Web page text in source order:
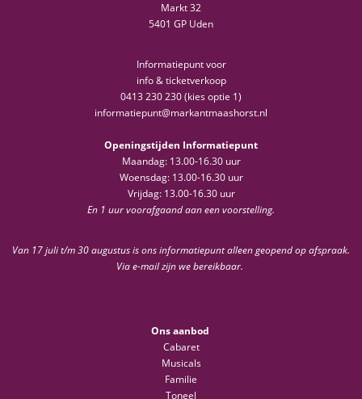
Markt 32
5401 GP Uden
Informatiepunt voor
info & ticketverkoop
0413 230 230 (kies optie 1)
informatiepunt@markantmaashorst.nl
Openingstijden Informatiepunt
Maandag: 13.00-16.30 uur
Woensdag: 13.00-16.30 uur
Vrijdag: 13.00-16.30 uur
En 1 uur voorafgaand aan een voorstelling.
Van 17 juli t/m 30 augustus is ons informatiepunt alleen geopend op afspraak.
Via e-mail zijn we bereikbaar.
Ons aanbod
Cabaret
Musicals
Familie
Toneel